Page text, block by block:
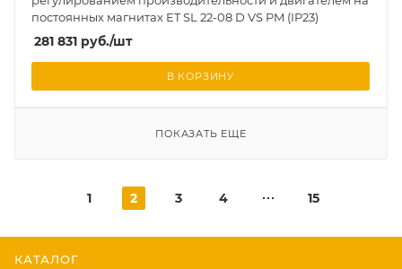
постоянных магнитах ET SL 22-08 D VS PM (IP23)
281 831 руб./шт
В КОРЗИНУ
ПОКАЗАТЬ ЕЩЕ
1 2 3 4 15
КАТАЛОГ